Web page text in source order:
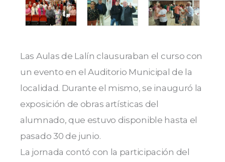
Las Aulas de Lalín clausuraban el curso con
un evento en el Auditorio Municipal de la
localidad. Durante el mismo, se inauguró la
exposición de obras artísticas del
alumnado, que estuvo disponible hasta el
pasado 30 de junio.
La jornada contó con la participación del